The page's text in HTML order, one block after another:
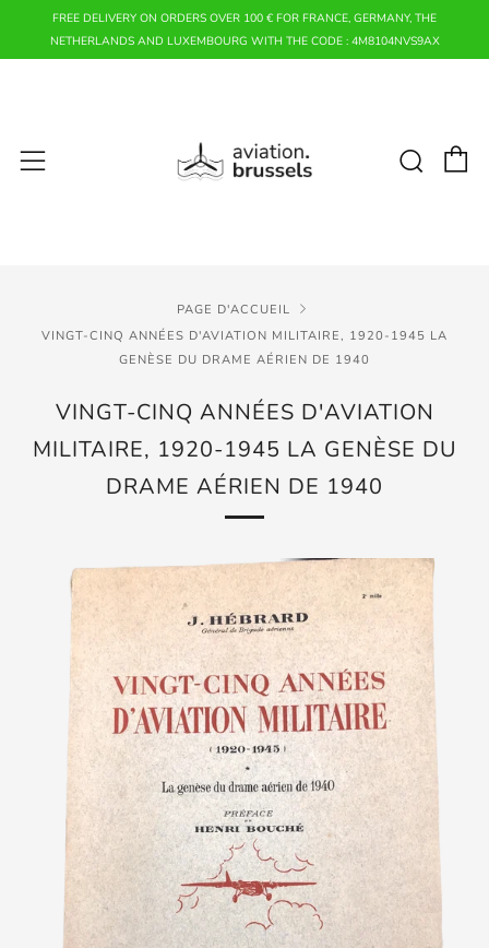
FREE DELIVERY ON ORDERS OVER 100 € FOR FRANCE, GERMANY, THE
NETHERLANDS AND LUXEMBOURG WITH THE CODE : 4M8104NVS9AX
Menu
PAGE D'ACCUEIL
VINGT-CINQ ANNÉES D'AVIATION MILITAIRE, 1920-1945 LA
GENÈSE DU DRAME AÉRIEN DE 1940
VINGT-CINQ ANNÉES D'AVIATION
MILITAIRE, 1920-1945 LA GENÈSE DU
DRAME AÉRIEN DE 1940